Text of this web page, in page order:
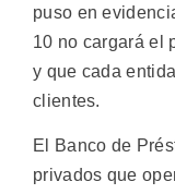
puso en
10 no cargará el
y que cada
clientes.
El Banco de
privados que